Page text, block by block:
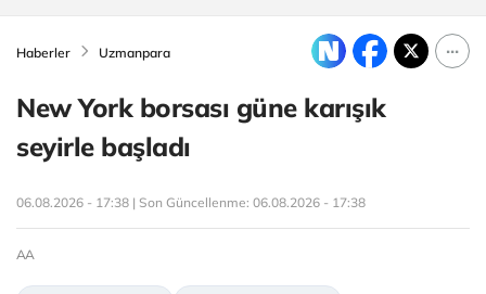
Haberler Uzmanpara
New York borsası güne karışık
seyirle başladı
06.08.2026 - 17:38 | Son Güncellenme: 06.08.2026 - 17:38
AA